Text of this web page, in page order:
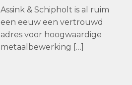
Hofleverancier Widenhorn is
als familiebedrijf al sinds 1919
actief als leverancier van
metaalbewerkings-